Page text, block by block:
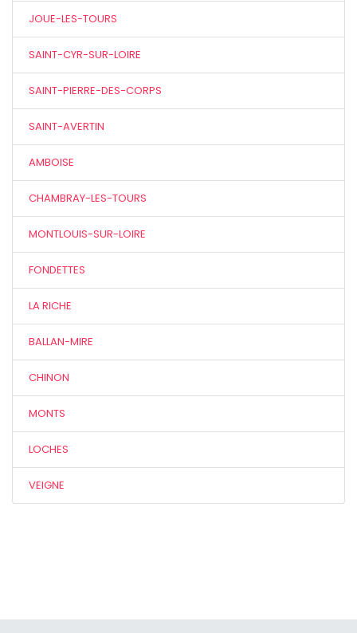
JOUE-LES-TOURS
SAINT-CYR-SUR-LOIRE
SAINT-PIERRE-DES-CORPS
SAINT-AVERTIN
AMBOISE
CHAMBRAY-LES-TOURS
MONTLOUIS-SUR-LOIRE
FONDETTES
LA RICHE
BALLAN-MIRE
CHINON
MONTS
LOCHES
VEIGNE